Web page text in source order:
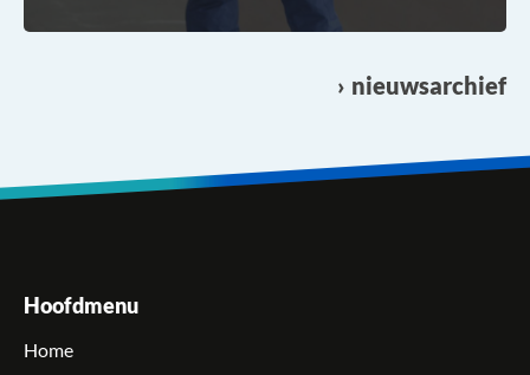
nieuwsarchief
Hoofdmenu
Home